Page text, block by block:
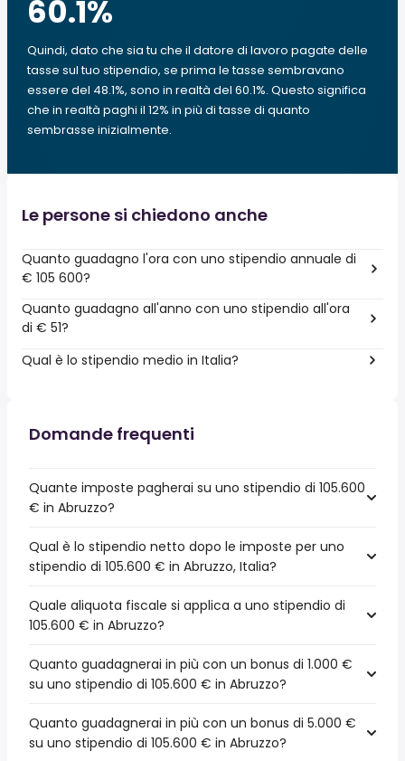
60.1%
Quindi, dato che sia tu che il datore di lavoro pagate delle
tasse sul tuo stipendio, se prima le tasse sembravano
essere del 48.1%, sono in realtà del 60.1%. Questo significa
che in realtà paghi il 12% in più di tasse di quanto
sembrasse inizialmente.
Le persone si chiedono anche
Quanto guadagno l'ora con uno stipendio annuale di
€ 105 600?
Quanto guadagno all'anno con uno stipendio all'ora
di € 51?
Qual è lo stipendio medio in Italia?
Domande frequenti
Quante imposte pagherai su uno stipendio di 105.600
€ in Abruzzo?
Qual è lo stipendio netto dopo le imposte per uno
stipendio di 105.600 € in Abruzzo, Italia?
Quale aliquota fiscale si applica a uno stipendio di
105.600 € in Abruzzo?
Quanto guadagnerai in più con un bonus di 1.000 €
su uno stipendio di 105.600 € in Abruzzo?
Quanto guadagnerai in più con un bonus di 5.000 €
su uno stipendio di 105.600 € in Abruzzo?